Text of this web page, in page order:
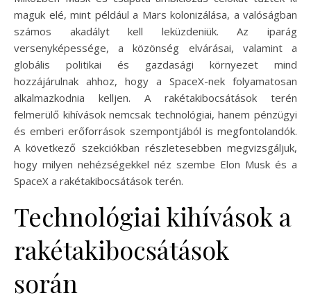
maguk elé, mint például a Mars kolonizálása, a valóságban
számos akadályt kell leküzdeniük. Az iparág
versenyképessége, a közönség elvárásai, valamint a
globális politikai és gazdasági környezet mind
hozzájárulnak ahhoz, hogy a SpaceX-nek folyamatosan
alkalmazkodnia kelljen. A rakétakibocsátások terén
felmerülő kihívások nemcsak technológiai, hanem pénzügyi
és emberi erőforrások szempontjából is megfontolandók.
A következő szekciókban részletesebben megvizsgáljuk,
hogy milyen nehézségekkel néz szembe Elon Musk és a
SpaceX a rakétakibocsátások terén.
Technológiai kihívások a
rakétakibocsátások
során